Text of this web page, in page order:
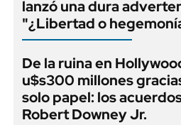
lanzó una dura
"¿Libertad o
De la ruina en
u$s300 millones
solo papel: los
Robert Downey Jr.